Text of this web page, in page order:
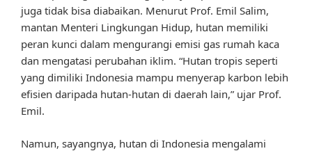
juga tidak bisa diabaikan. Menurut Prof. Emil Salim,
mantan Menteri Lingkungan Hidup, hutan memiliki
peran kunci dalam mengurangi emisi gas rumah kaca
dan mengatasi perubahan iklim. “Hutan tropis seperti
yang dimiliki Indonesia mampu menyerap karbon lebih
efisien daripada hutan-hutan di daerah lain,” ujar Prof.
Emil.
Namun, sayangnya, hutan di Indonesia mengalami